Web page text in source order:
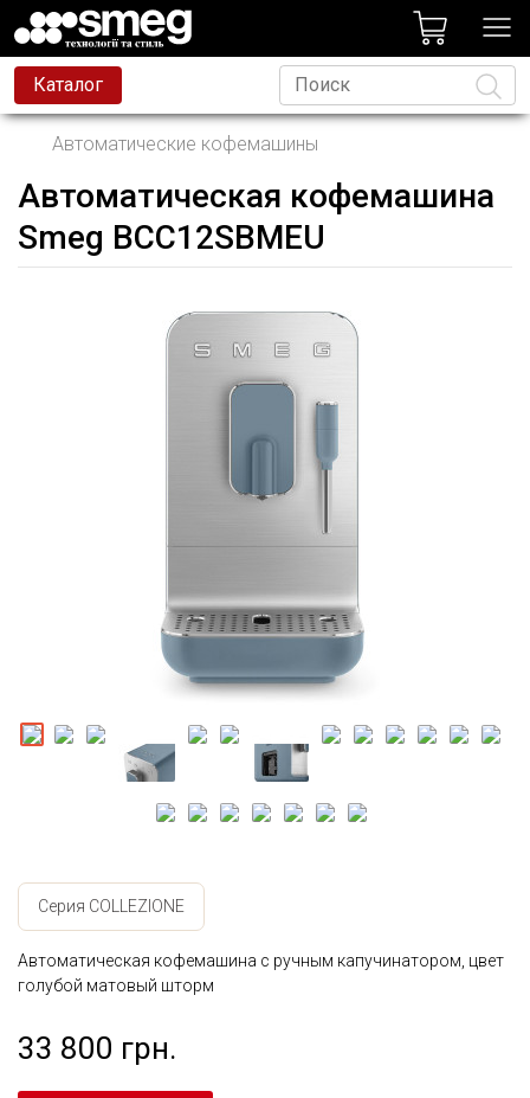
Каталог
Язык
Автоматические кофемашины
Автоматическая кофемашина
Smeg BCC12SBMEU
Серия COLLEZIONE
Автоматическая кофемашина с ручным капучинатором, цвет
голубой матовый шторм
33 800 грн.